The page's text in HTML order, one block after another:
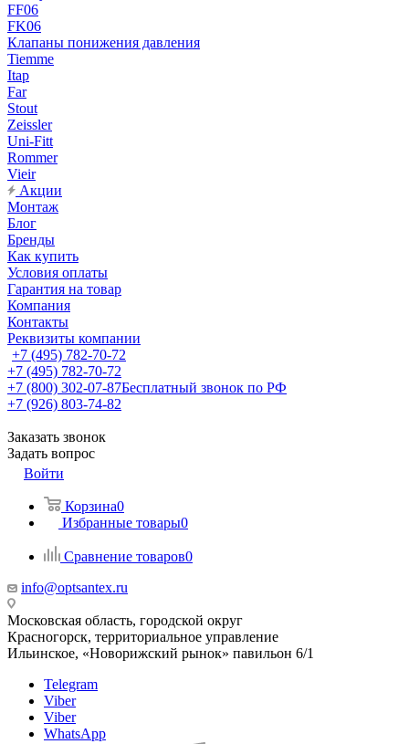
FF06
FK06
Клапаны понижения давления
Tiemme
Itap
Far
Stout
Zeissler
Uni-Fitt
Rommer
Vieir
Акции
Монтаж
Блог
Бренды
Как купить
Условия оплаты
Гарантия на товар
Компания
Контакты
Реквизиты компании
+7 (495) 782-70-72
+7 (495) 782-70-72
+7 (800) 302-07-87Бесплатный звонок по РФ
+7 (926) 803-74-82
Заказать звонок
Задать вопрос
Войти
Корзина0
Избранные товары0
Сравнение товаров0
info@optsantex.ru
Московская область, городской округ
Красногорск, территориальное управление
Ильинское, «Новорижский рынок» павильон 6/1
Telegram
Viber
Viber
WhatsApp